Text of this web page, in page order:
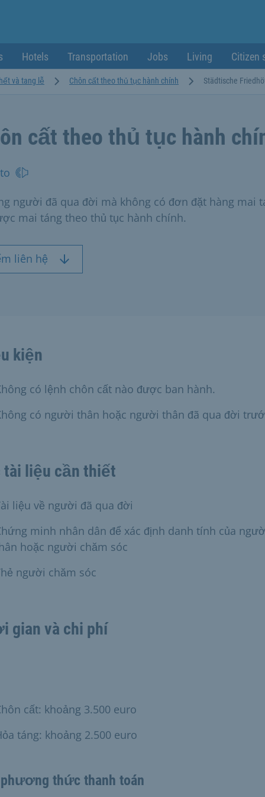
Hotels Transportation Jobs Living Citizen
và tang lễ Chôn cất theo thủ tục hành chính Städtische
cất theo thủ tục hành
người đã qua đời mà không có đơn đặt hàng mai
mai táng theo thủ tục hành chính.
liên hệ
kiện
có lệnh chôn cất nào được ban hành.
có người thân hoặc người thân đã qua đời
tài liệu cần thiết
liệu về người đã qua đời
minh nhân dân để xác định danh tính của
hoặc người chăm sóc
người chăm sóc
gian và chi phí
cất: khoảng 3.500 euro
táng: khoảng 2.500 euro
phương thức thanh toán